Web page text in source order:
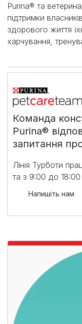
Purina® та
підтримки
здорового життя
харчування,
Команда
Purina®
запитання
Лінія Турботи
та з 9:00 до 18:00
Напишіть нам